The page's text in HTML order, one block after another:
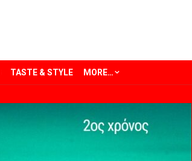
TASTE & STYLE MORE…